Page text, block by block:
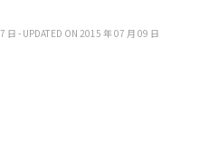
日 - UPDATED ON 2015 年 07 月 09 日